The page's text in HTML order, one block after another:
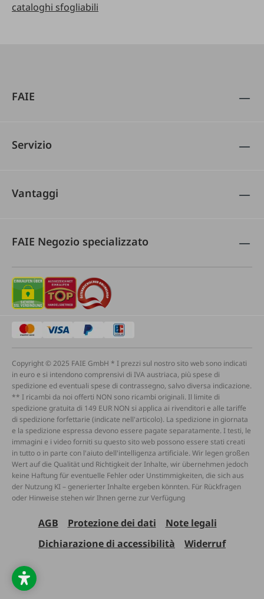
cataloghi sfogliabili
FAIE
Servizio
Vantaggi
FAIE Negozio specializzato
Copyright © 2025 FAIE GmbH * I prezzi sul nostro sito web sono indicati
in euro e si intendono comprensivi di IVA austriaca, più spese di
spedizione ed eventuali spese di contrassegno, salvo diversa indicazione.
** I ricambi da noi offerti NON sono ricambi originali. Il limite di
spedizione gratuita di 149 EUR NON si applica ai rivenditori e alle tariffe
di spedizione forfettarie (indicate nell'articolo). La spedizione in giornata
e la spedizione espressa devono essere pagate separatamente. I testi, le
immagini e i video forniti su questo sito web possono essere stati creati
in tutto o in parte con l'aiuto dell'intelligenza artificiale. Wir legen großen
Wert auf die Qualität und Richtigkeit der Inhalte, wir übernehmen jedoch
keine Haftung für eventuelle Fehler oder Unstimmigkeiten, die sich aus
der Nutzung KI – generierter Inhalte ergeben könnten. Für Rückfragen
oder Hinweise stehen wir Ihnen gerne zur Verfügung
AGB Protezione dei dati
Note legali
Dichiarazione di accessibilità
Widerruf